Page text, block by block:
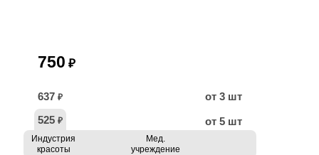
750 ₽
637 ₽
от 3 шт
525 ₽ от 5 шт
Индустрия
красоты
Мед.
учреждение